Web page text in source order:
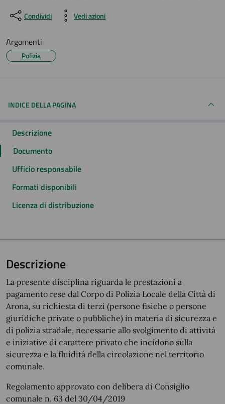
Condividi Vedi azioni
Argomenti
Polizia
INDICE DELLA PAGINA
Descrizione
Documento
Ufficio responsabile
Formati disponibili
Licenza di distribuzione
Descrizione
La presente disciplina riguarda le prestazioni a
pagamento rese dal Corpo di Polizia Locale della Città di
Arona, su richiesta di terzi (persone fisiche o persone
giuridiche private o pubbliche) in materia di sicurezza e
di polizia stradale, necessarie allo svolgimento di attività
e iniziative di carattere privato che incidono sulla
sicurezza e la fluidità della circolazione nel territorio
comunale.
Regolamento approvato con delibera di Consiglio
comunale n. 63 del 30/04/2019